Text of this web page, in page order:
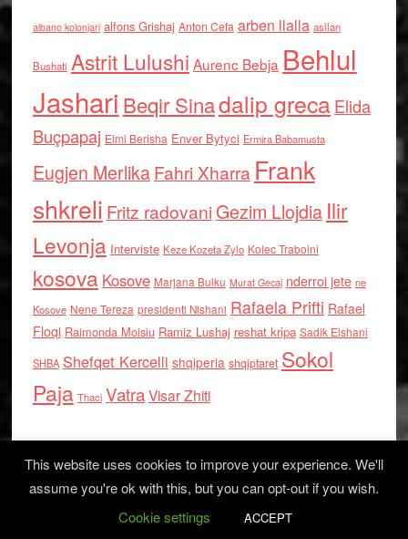
albano kolonjari alfons Grishaj Anton Cefa arben llalla asllan
Bushati Astrit Lulushi Aurenc Bebja Behlul
Jashari Beqir Sinadalip grecaElida
Buçpapaj Elmi Berisha Enver Bytyci Ermira Babamusta
Eugjen MerlikaFahri Xharra Frank
shkreli Fritz radovaniGezim Llojdia Ilir
Levonja Interviste Keze Kozeta Zylo Kolec Traboini
kosova Kosove Marjana Bulku Murat Gecaj nderroi jete ne
Kosove Nene Tereza presidenti Nishani Rafaela Prifti Rafael
Floqi Raimonda Moisiu Ramiz Lushaj reshat kripa Sadik Elshani
SHBA Shefqet Kercelli shqiperia shqiptaret Sokol
Paja Thaci VatraVisar Zhiti
Log in
This website uses cookies to improve your experience. We'll
assume you're ok with this, but you can opt-out if you wish.
Cookie settings
ACCEPT